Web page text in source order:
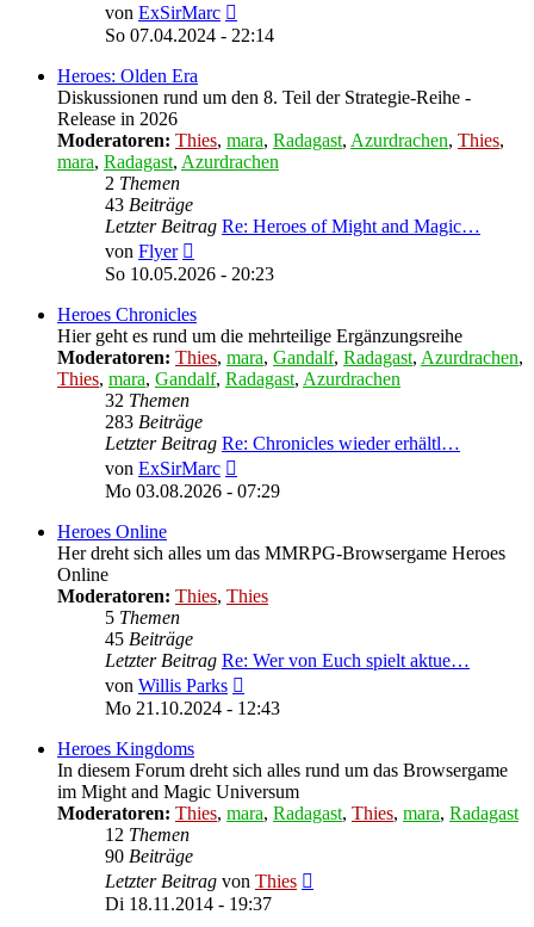
von ExSirMarc
Beitrag
So 07.04.2024 - 22:14
Heroes: Olden Era
Diskussionen rund um den 8. Teil der Strategie-Reihe -
Release in 2026
Moderatoren: Thies, mara, Radagast, Azurdrachen, Thies,
mara, Radagast, Azurdrachen
2 Themen
43 Beiträge
Letzter Beitrag Re: Heroes of Might and Magic…
von Flyer
Beitrag
So 10.05.2026 - 20:23
Heroes Chronicles
Hier geht es rund um die mehrteilige Ergänzungsreihe
Moderatoren: Thies, mara, Gandalf, Radagast, Azurdrachen,
Thies, mara, Gandalf, Radagast, Azurdrachen
32 Themen
283 Beiträge
Letzter Beitrag Re: Chronicles wieder erhältl…
von ExSirMarc
Beitrag
Mo 03.08.2026 - 07:29
Heroes Online
Her dreht sich alles um das MMRPG-Browsergame Heroes
Online
Moderatoren: Thies, Thies
5 Themen
45 Beiträge
Letzter Beitrag Re: Wer von Euch spielt aktue…
von Willis Parks
Beitrag
Mo 21.10.2024 - 12:43
Heroes Kingdoms
In diesem Forum dreht sich alles rund um das Browsergame
im Might and Magic Universum
Moderatoren: Thies, mara, Radagast, Thies, mara, Radagast
12 Themen
90 Beiträge
Letzter Beitrag von Thies
Di 18.11.2014 - 19:37